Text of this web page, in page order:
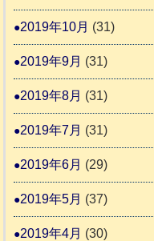
2019年10月 (31)
2019年9月 (31)
2019年8月 (31)
2019年7月 (31)
2019年6月 (29)
2019年5月 (37)
2019年4月 (30)